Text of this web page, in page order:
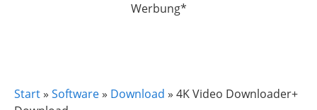
Werbung*
Start» Software» Download » 4K Video Downloader+